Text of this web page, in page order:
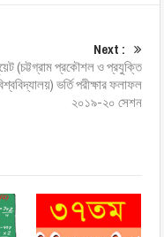
Next :
(চট্টগ্রাম প্রকৌশল ও প্রযুক্তি
ভর্তি পরীক্ষার ফলাফল
২০১৯-২০ সেশন